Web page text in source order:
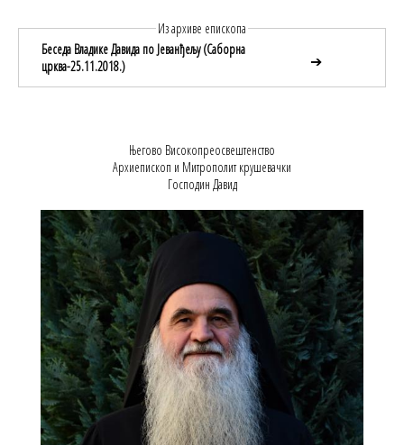
Из архиве епископа
Беседа Владике Давида по Јеванђељу (Саборна
црква-25.11.2018.)
➔
Његово Високопреосвештенство
Архиепископ и Митрополит крушевачки
Господин Давид